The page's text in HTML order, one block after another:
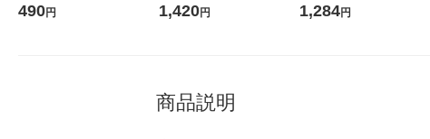
コウォーター）2L ラベルレ
490円
箱（24本入）
1,420円
無糖 500ml 1セット（6本）
1,284円
商品説明